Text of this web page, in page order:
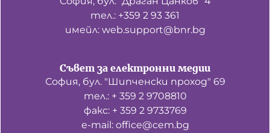
тел.: +359 2 93 361
имейл: web.support@bnr.bg
Съвет за електронни медии
София, бул. "Шипченски проход" 69
тел.: + 359 2 9708810
факс: + 359 2 9733769
е-mail: office@cem.bg